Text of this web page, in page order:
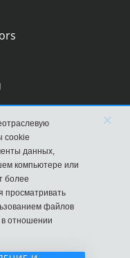
cookie
данных,
компьютере или
более
просматривать
файлов
в отношении
×